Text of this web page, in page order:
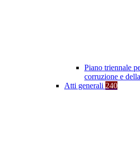
Piano triennale
corruzione e
Atti generali 240